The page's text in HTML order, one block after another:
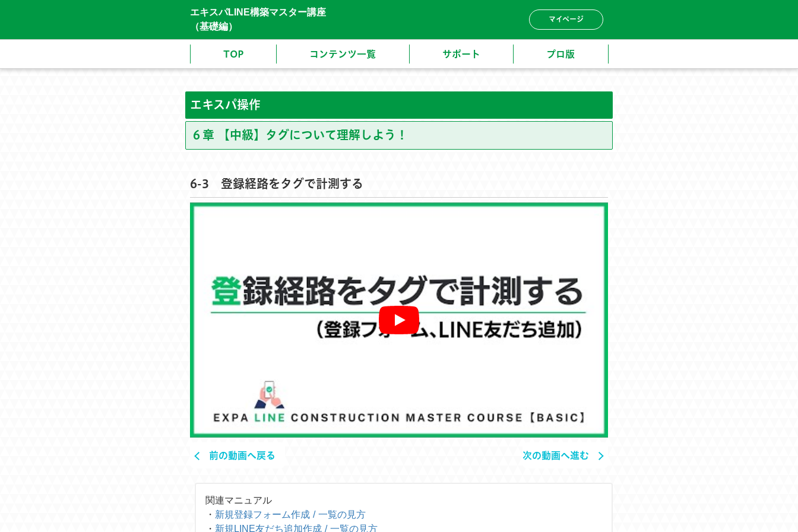
エキスパLINE構築マスター講座
（基礎編）
マイページ
TOP コンテンツ一覧 サポート プロ版
エキスパ操作
６章 【中級】タグについて理解しよう！
6-3 登録経路をタグで計測する
前の動画へ戻る 次の動画へ進む
関連マニュアル
・ 新規登録フォーム作成 / 一覧の見方
・ 新規LINE友だち追加作成 / 一覧の見方